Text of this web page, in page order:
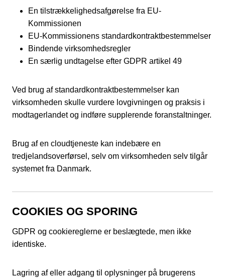
En tilstrækkelighedsafgørelse fra EU-
Kommissionen
EU-Kommissionens standardkontraktbestemmelser
Bindende virksomhedsregler
En særlig undtagelse efter GDPR artikel 49
Ved brug af standardkontraktbestemmelser kan
virksomheden skulle vurdere lovgivningen og praksis i
modtagerlandet og indføre supplerende foranstaltninger.
Brug af en cloudtjeneste kan indebære en
tredjelandsoverførsel, selv om virksomheden selv tilgår
systemet fra Danmark.
COOKIES OG SPORING
GDPR og cookiereglerne er beslægtede, men ikke
identiske.
Lagring af eller adgang til oplysninger på brugerens